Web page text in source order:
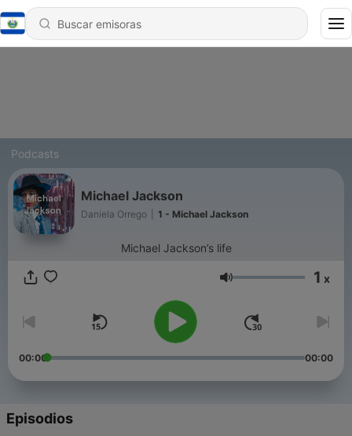
Podcasts
Michael Jackson
Daniela Orrego 1 - Michael Jackson
Michael Jackson’s life
Volumen 1 x
00:00 00:00
Episodios